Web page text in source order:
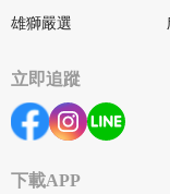
雄獅嚴選
立即追蹤
下載APP